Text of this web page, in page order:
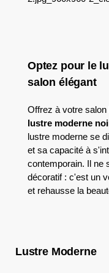
Optez pour le
salon élégant
Offrez à votre
lustre moderne
lustre moderne se
et sa capacité à
contemporain. Il ne
décoratif : c'est un
et rehausse la
Lustre Moderne